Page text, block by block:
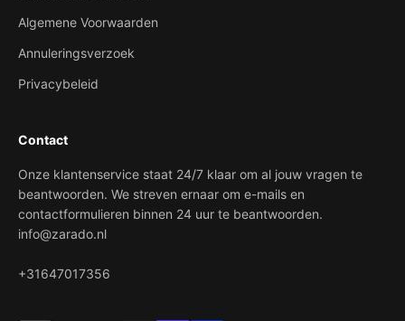
Algemene Voorwaarden
Annuleringsverzoek
Privacybeleid
Contact
Onze klantenservice staat 24/7 klaar om al jouw vragen te
beantwoorden. We streven ernaar om e-mails en
contactformulieren binnen 24 uur te beantwoorden.
info@zarado.nl
+31647017356